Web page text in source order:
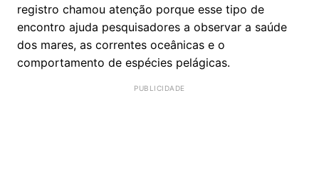
registro chamou atenção porque esse tipo de
encontro ajuda pesquisadores a observar a saúde
dos mares, as correntes oceânicas e o
comportamento de espécies pelágicas.